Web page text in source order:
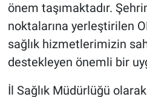
önem taşımaktadır.
noktalarına yerleştirilen
sağlık hizmetlerimizin
destekleyen önemli bir
İl Sağlık Müdürlüğü